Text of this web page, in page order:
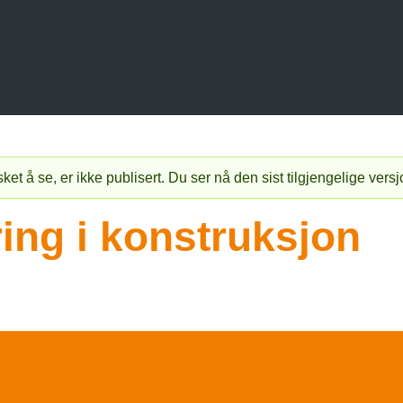
å se, er ikke publisert. Du ser nå den sist tilgjengelige
i konstruksjon